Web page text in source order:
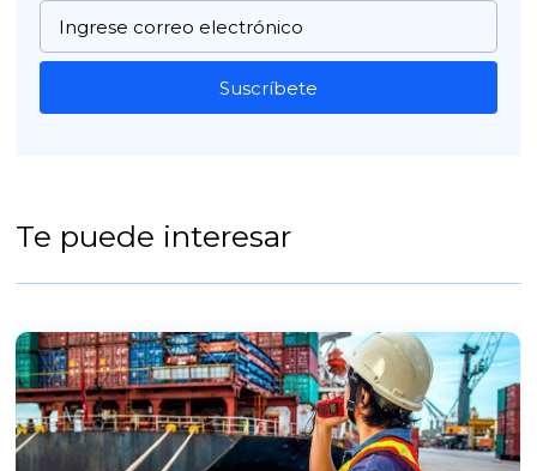
Suscríbete
Te puede interesar